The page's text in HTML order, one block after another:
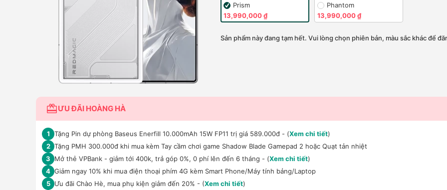
Prism
13,990,000 ₫
Phantom
13,990,000 ₫
Sản phẩm này đang tạm hết. Vui lòng chọn phiên bản, màu sắc khác để
ƯU ĐÃI HOÀNG HÀ
1 Tặng Pin dự phòng Baseus Enerfill 10.000mAh 15W FP11 trị giá 589.000đ - (Xem chi tiết)
2 Tặng PMH 300.000đ khi mua kèm Tay cầm chơi game Shadow Blade Gamepad 2 hoặc Quạt tản nhiệt
3
Mở thẻ VPBank - giảm tới 400k, trả góp 0%, 0 phí lên đến 6 tháng - (Xem chi tiết)
4 Giảm ngay 10% khi mua điện thoại phím 4G kèm Smart Phone/Máy tính bảng/Laptop
5 Ưu đãi Chào Hè, mua phụ kiện giảm đến 20% - (Xem chi tiết)